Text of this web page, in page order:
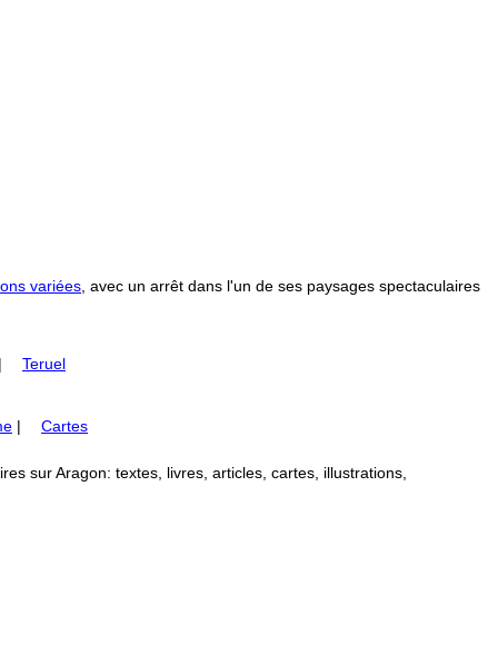
variées , avec un arrêt dans l'un de ses paysages spectaculaires
Teruel
| Cartes
sur Aragon: textes, livres, articles, cartes, illustrations,